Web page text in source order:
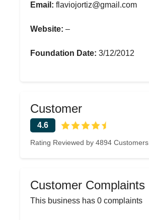
Email: flaviojortiz@gmail.com
Website: –
Foundation Date: 3/12/2012
Customer
4.6
Rating Reviewed by 4894 Customers
Customer Complaints
This business has 0 complaints